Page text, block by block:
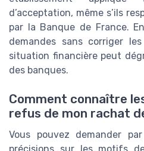
d’acceptation, même s’ils
par la Banque de France.
demandes sans corriger
situation financière peut
des banques.
Comment connaître
refus de mon rachat
Vous pouvez demander